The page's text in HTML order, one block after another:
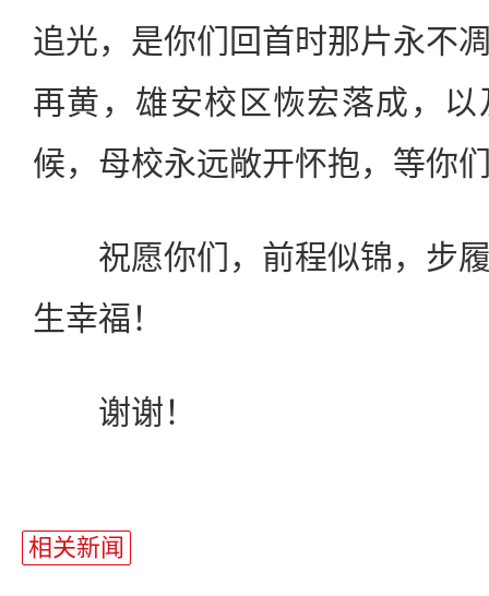
追光，是你们回首时那片永不
再黄，雄安校区恢宏落成，
候，母校永远敞开怀抱，等你
祝愿你们，前程似锦，步履
生幸福！
谢谢！
相关新闻